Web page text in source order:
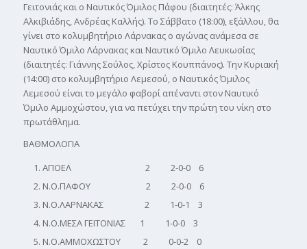
Γειτονιάς και ο Ναυτικός Όμιλος Πάφου (διαιτητές: Άλκης
Αλκιβιάδης, Ανδρέας Καλλής). Το Σάββατο (18:00), εξάλλου, θα
γίνει στο κολυμβητήριο Λάρνακας ο αγώνας ανάμεσα σε
Ναυτικό Όμιλο Λάρνακας και Ναυτικό Όμιλο Λευκωσίας
(διαιτητές: Γιάννης Σούλος, Χρίστος Κουππάνος). Την Κυριακή
(14:00) στο κολυμβητήριο Λεμεσού, ο Ναυτικός Όμιλος
Λεμεσού είναι το μεγάλο φαβορί απέναντι στον Ναυτικό
Όμιλο Αμμοχώστου, για να πετύχει την πρώτη του νίκη στο
πρωτάθλημα.
ΒΑΘΜΟΛΟΓΙΑ
ΑΠΟΕΛ 2 2-0-0 6
Ν.Ο.ΠΑΦΟΥ 2 2-0-0 6
Ν.Ο.ΛΑΡΝΑΚΑΣ 2 1-0-1 3
Ν.Ο.ΜΕΣΑ ΓΕΙΤΟΝΙΑΣ 1 1-0-0 3
Ν.Ο.ΑΜΜΟΧΩΣΤΟΥ 2 0-0-2 0